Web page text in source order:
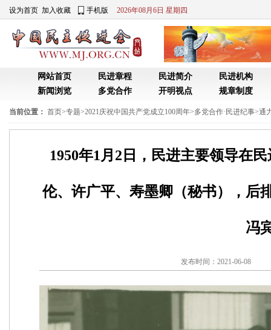
设为首页 加入收藏 手机版 2026年08月6日 星期四
网站首页 民进章程 民进简介
民进机构
新闻浏览
多党合作 开明视点 规章制度
当前位置： 首页>专题>2021庆祝中国共产党成立100周年>多党合作·民进纪事>通
1950年1月2日，民进主要领导在
伦、许广平、寿墨卿（秘书），后
冯
发布时间：2021-06-